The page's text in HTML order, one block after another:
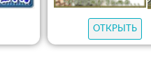
ОТКРЫТЬ